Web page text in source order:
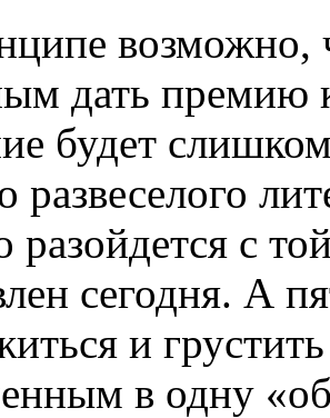
возможно,
дать премию
будет
развеселого
разойдется с
сегодня. А
и
в одну